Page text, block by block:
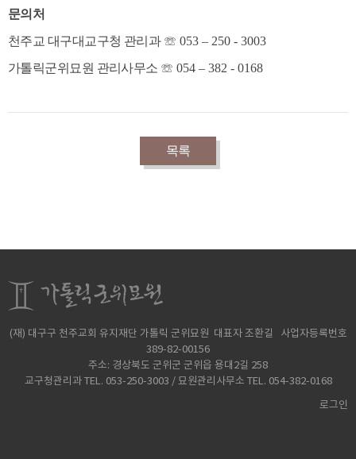
문의처
천주교 대구대교구청 관리과 ☏ 053 – 250 - 3003
가톨릭군위묘원 관리사무소 ☏054–382 - 0168
목록
(재) 대구구 천주교회 유지재단 가톨릭 군위묘원 대표자 조환길 사업자등록번호
389-82-00156
주소: 경상북도 군위군 군위읍 용대2길 258
교구청관리과 TEL. 053-250-3003 / 묘원관리사무소 TEL. 054-382-0168
로그인